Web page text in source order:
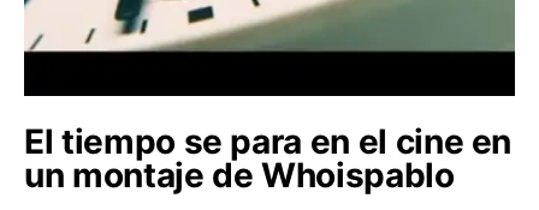
El tiempo se para en el cine en
un montaje de Whoispablo